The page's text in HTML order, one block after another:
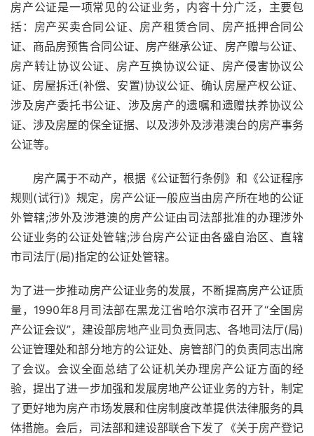
房产公证是一项常见的公证业务，内容十分广泛，主要包
括：房产买卖合同公证、房产租赁合同、房产抵押合同公
证、商品房预售合同公证、房产继承公证、房产赠与公证、
房产转让协议公证、房产互换协议公证、房产侵害协议公
证、房屋拆迁(补偿、安置)协议公证、确认房屋产权公证、
涉及房产委托书公证、涉及房产的遗嘱和遗赠扶养协议公
证、涉及房屋的保全证据、以及涉外及涉港澳台的房产事务
公证等。
房产属于不动产，根据《公证暂行条例》和《公证程序
规则(试行)》规定，房产公证一般应当由房产所在地的公证
外管辖;涉外及涉港澳的房产公证由司法部批准的办理涉外
公证业务的公证处管辖;涉台房产公证由各盛自治区、直辖
市司法厅(局)指定的公证处管辖。
为了进一步推动房产公证业务的发展，不断提高房产公证质
量，1990年8月司法部在黑龙江省哈尔滨市召开了“全国房
产公证会议”，建设部房地产业司负责同志、各地司法厅(局)
公证管理处和部分地方的公证处、房管部门的负责同志出席
了会议。会议全面总结了公证机关办理房产公证方面的经
验，提出了进一步加强和发展房地产公证业务的方针，制定
了更好地为房产市场发展和住房制度改革提供法律服务的具
体措施。会后，司法部和建设部联合下发了《关于房产登记